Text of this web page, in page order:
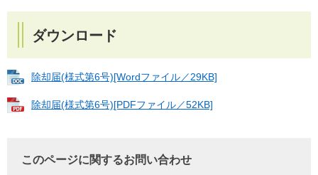
ダウンロード
除却届(様式第6号)[Wordファイル／29KB]
除却届(様式第6号)[PDFファイル／52KB]
このページに関するお問い合わせ